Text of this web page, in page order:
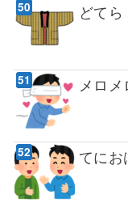
どて
メロ
てに